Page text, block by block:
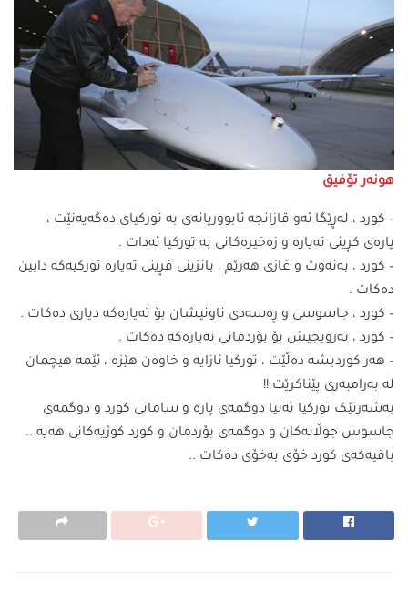
هونەر تۆفیق
– کورد ، لەڕێگا ئەو قازانجە ئابووریانەی بە تورکیای دەگەیەنێت ،
پارەی کڕینی تەیارە و زەخیرەکانی بە تورکیا ئەدات .
– کورد ، بەنەوت و غازی هەرێم ، بانزینی فڕینی تەیارە تورکیەکە دابین
دەکات .
– کورد ، جاسوسی و ڕەسەدی ناونیشان بۆ تەیارەکە دیاری دەکات .
– کورد ، تەرویجیش بۆ بۆردمانی تەیارەکە دەکات .
– هەر کوردیشە دەڵێت ، تورکیا ئازایە و خاوەن هێزە ، ئێمە هیچمان
لە بەرامبەری پێناکرێت !!
بەشەرتێک تورکیا تەنیا دوگمەی پارە و سامانی کورد و دوگمەی
جاسوس جوڵانەکان و دوگمەی بۆردمان و کورد کوژیەکانی هەیە ..
باقیەکەی کورد خۆی بەخۆی دەکات ..